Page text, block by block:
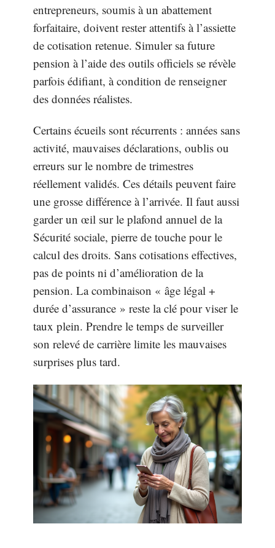
entrepreneurs, soumis à un abattement
forfaitaire, doivent rester attentifs à l’assiette
de cotisation retenue. Simuler sa future
pension à l’aide des outils officiels se révèle
parfois édifiant, à condition de renseigner
des données réalistes.
Certains écueils sont récurrents : années sans
activité, mauvaises déclarations, oublis ou
erreurs sur le nombre de trimestres
réellement validés. Ces détails peuvent faire
une grosse différence à l’arrivée. Il faut aussi
garder un œil sur le plafond annuel de la
Sécurité sociale, pierre de touche pour le
calcul des droits. Sans cotisations effectives,
pas de points ni d’amélioration de la
pension. La combinaison « âge légal +
durée d’assurance » reste la clé pour viser le
taux plein. Prendre le temps de surveiller
son relevé de carrière limite les mauvaises
surprises plus tard.